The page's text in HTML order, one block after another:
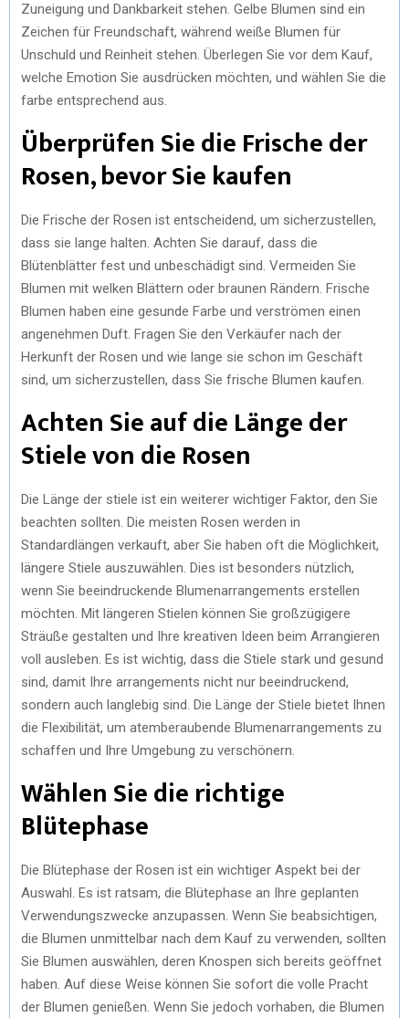
Zuneigung und Dankbarkeit stehen. Gelbe Blumen sind ein
Zeichen für Freundschaft, während weiße Blumen für
Unschuld und Reinheit stehen. Überlegen Sie vor dem Kauf,
welche Emotion Sie ausdrücken möchten, und wählen Sie die
farbe entsprechend aus.
Überprüfen Sie die Frische der
Rosen, bevor Sie kaufen
Die Frische der Rosen ist entscheidend, um sicherzustellen,
dass sie lange halten. Achten Sie darauf, dass die
Blütenblätter fest und unbeschädigt sind. Vermeiden Sie
Blumen mit welken Blättern oder braunen Rändern. Frische
Blumen haben eine gesunde Farbe und verströmen einen
angenehmen Duft. Fragen Sie den Verkäufer nach der
Herkunft der Rosen und wie lange sie schon im Geschäft
sind, um sicherzustellen, dass Sie frische Blumen kaufen.
Achten Sie auf die Länge der
Stiele von die Rosen
Die Länge der stiele ist ein weiterer wichtiger Faktor, den Sie
beachten sollten. Die meisten Rosen werden in
Standardlängen verkauft, aber Sie haben oft die Möglichkeit,
längere Stiele auszuwählen. Dies ist besonders nützlich,
wenn Sie beeindruckende Blumenarrangements erstellen
möchten. Mit längeren Stielen können Sie großzügigere
Sträuße gestalten und Ihre kreativen Ideen beim Arrangieren
voll ausleben. Es ist wichtig, dass die Stiele stark und gesund
sind, damit Ihre arrangements nicht nur beeindruckend,
sondern auch langlebig sind. Die Länge der Stiele bietet Ihnen
die Flexibilität, um atemberaubende Blumenarrangements zu
schaffen und Ihre Umgebung zu verschönern.
Wählen Sie die richtige
Blütephase
Die Blütephase der Rosen ist ein wichtiger Aspekt bei der
Auswahl. Es ist ratsam, die Blütephase an Ihre geplanten
Verwendungszwecke anzupassen. Wenn Sie beabsichtigen,
die Blumen unmittelbar nach dem Kauf zu verwenden, sollten
Sie Blumen auswählen, deren Knospen sich bereits geöffnet
haben. Auf diese Weise können Sie sofort die volle Pracht
der Blumen genießen. Wenn Sie jedoch vorhaben, die Blumen